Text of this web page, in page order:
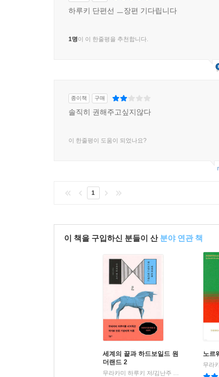
하루키 단편선 ㅡ장편 기다립니다
1명이 이 한줄평을 추천합니다.
종이책 구매
솔직히 권해주고싶지않다
이 한줄평이 도움이 되었나요?
1
이 책을 구입하신 분들이 산 분야 연관 책
세계의 끝과 하드보일드 원
더랜드 2
무라카미 하루키 저/김난주 역
노르